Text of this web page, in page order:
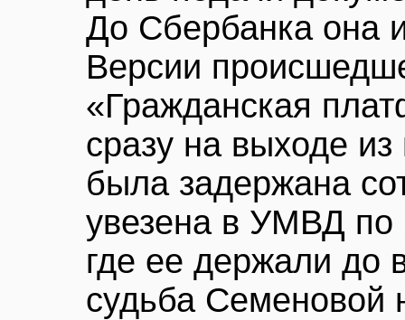
До Сбербанка она
Версии
«Гражданская
сразу на выходе
была задержана
увезена в УМВД по
где ее держали до
судьба Семеновой